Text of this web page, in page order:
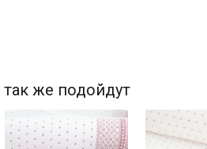
же подойдут
рассылка от
Купава